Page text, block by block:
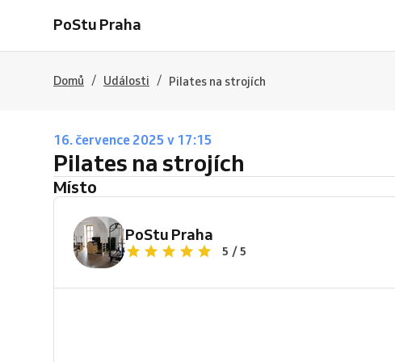
PoStu Praha
Domů / Události / Pilates na strojích
16. července 2025 v 17:15
Pilates na strojích
Místo
PoStu Praha
5 / 5